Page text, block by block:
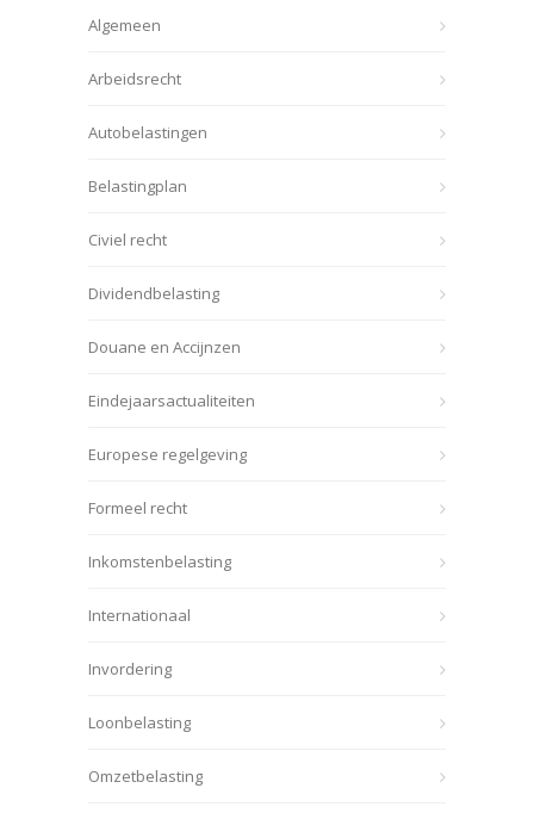
Algemeen
Arbeidsrecht
Autobelastingen
Belastingplan
Civiel recht
Dividendbelasting
Douane en Accijnzen
Eindejaarsactualiteiten
Europese regelgeving
Formeel recht
Inkomstenbelasting
Internationaal
Invordering
Loonbelasting
Omzetbelasting